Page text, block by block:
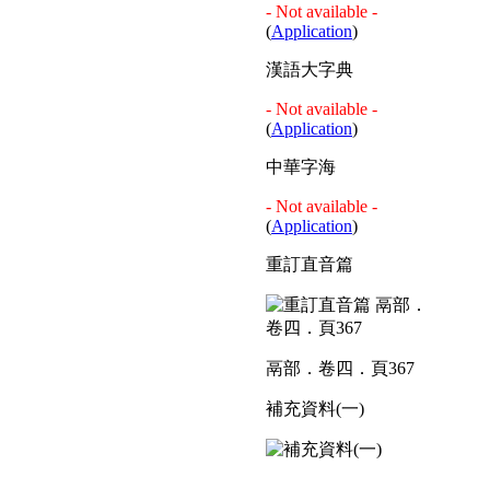
- Not available -
(Application)
漢語大字典
- Not available -
(Application)
中華字海
- Not available -
(Application)
重訂直音篇
鬲部．卷四．頁367
補充資料(一)